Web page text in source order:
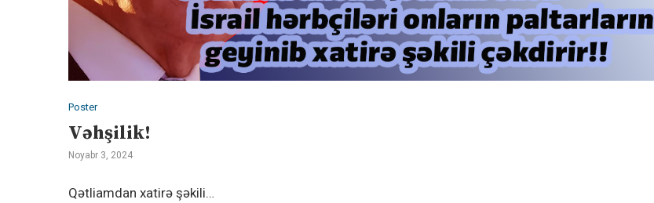
Poster
Vəhşilik!
Noyabr 3, 2024
Qətliamdan xatirə şəkili…